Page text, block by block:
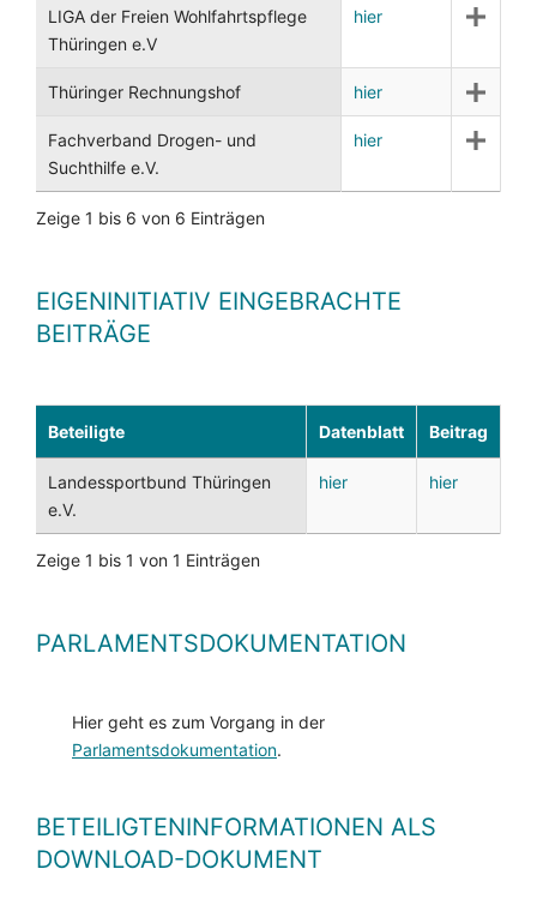
LIGA der Freien Wohlfahrtspflege
Thüringen e.V
hier
Thüringer Rechnungshof hier
Fachverband Drogen- und
Suchthilfe e.V.
hier
Zeige 1 bis 6 von 6 Einträgen
EIGENINITIATIV EINGEBRACHTE
BEITRÄGE
Beteiligte Datenblatt Beitrag
Landessportbund Thüringen
e.V.
hier hier
Zeige 1 bis 1 von 1 Einträgen
PARLAMENTSDOKUMENTATION
Hier geht es zum Vorgang in der
Parlamentsdokumentation.
BETEILIGTENINFORMATIONEN ALS
DOWNLOAD-DOKUMENT